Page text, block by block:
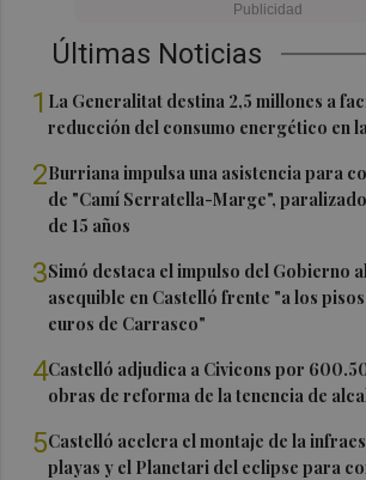
Últimas Noticias
1 La Generalitat destina 2,5 millones a
reducción del consumo energético en
2Burriana impulsa una asistencia para
de "Camí Serratella-Marge",
de 15 años
3Simó destaca el impulso del Gobierno
asequible en Castelló frente "a los
euros de Carrasco"
4Castelló adjudica a Civicons por
obras de reforma de la tenencia de
5Castelló acelera el montaje de la
playas y el Planetari del eclipse para